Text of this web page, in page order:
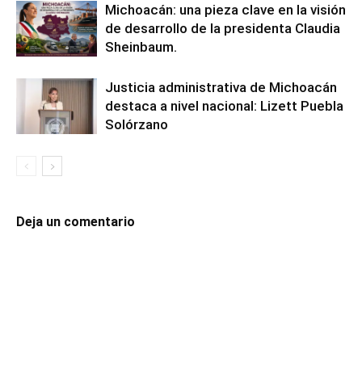
Michoacán: una pieza clave en la visión
de desarrollo de la presidenta Claudia
Sheinbaum.
Justicia administrativa de Michoacán
destaca a nivel nacional: Lizett Puebla
Solórzano
Deja un comentario